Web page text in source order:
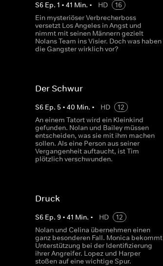
S6 Ep. 1 • 41 Min. • HD
16
Ein mysteriöser Verbrecherboss
versetzt Los Angeles in Angst und
nimmt mit seinen Männern gezielt
Nolans Team ins Visier. Doch was haben
die Gangster wirklich vor?
Der Schwur
S6 Ep. 5 • 40 Min. • HD
12
An einem Tatort wird ein Kleinkind
gefunden. Nolan und Bailey müssen
entscheiden, was sie mit ihm machen
sollen. Als eine Person aus seiner
Vergangenheit auftaucht, ist Tim
plötzlich verschwunden.
Druck
S6 Ep. 9 • 41 Min. • HD
12
Nolan und Celina übernehmen einen
ganz besonderen Fall. Monica bekommt
Unterstützung bei der Identifizierung
ihrer Angreifer. Lopez und Harper
stoßen auf eine wichtige Spur.